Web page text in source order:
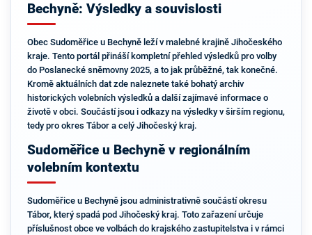
Bechyně: Výsledky a souvislosti
Obec Sudoměřice u Bechyně leží v malebné krajině Jihočeského
kraje. Tento portál přináší kompletní přehled výsledků pro volby
do Poslanecké sněmovny 2025, a to jak průběžné, tak konečné.
Kromě aktuálních dat zde naleznete také bohatý archiv
historických volebních výsledků a další zajímavé informace o
životě v obci. Součástí jsou i odkazy na výsledky v širším regionu,
tedy pro okres Tábor a celý Jihočeský kraj.
Sudoměřice u Bechyně v regionálním
volebním kontextu
Sudoměřice u Bechyně jsou administrativně součástí okresu
Tábor, který spadá pod Jihočeský kraj. Toto zařazení určuje
příslušnost obce ve volbách do krajského zastupitelstva i v rámci